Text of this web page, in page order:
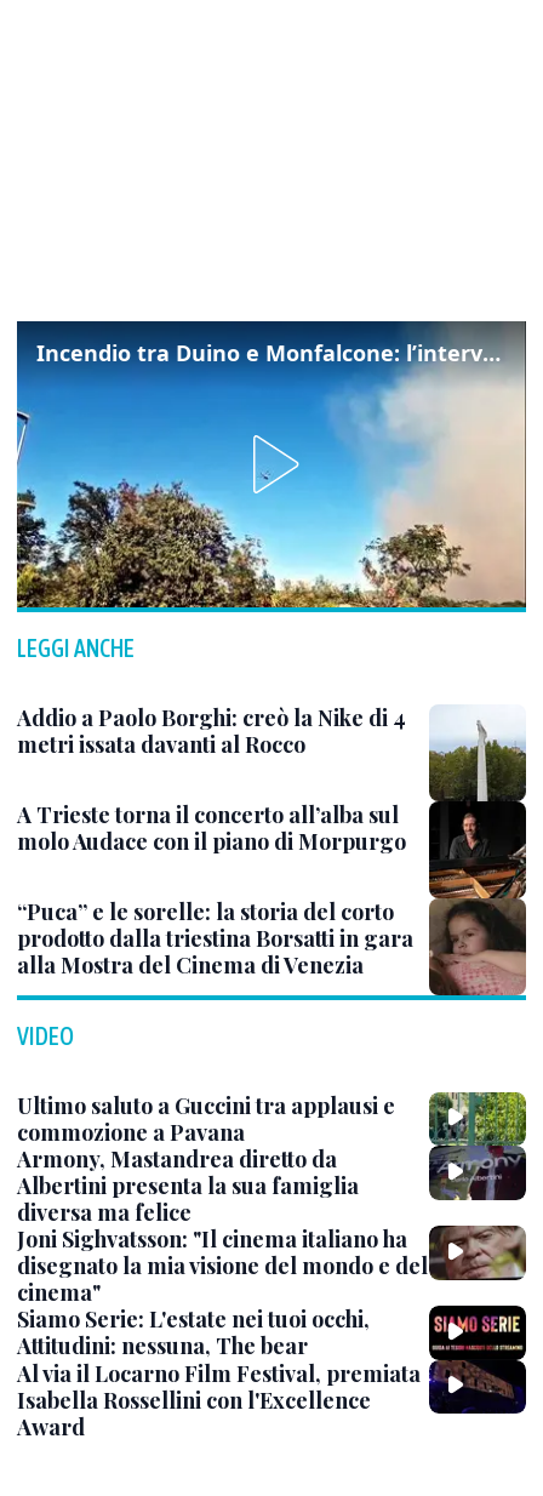
Incendio tra Duino e Monfalcone: l’intervento dei vigili del fuoco
LEGGI ANCHE
Addio a Paolo Borghi: creò la Nike di 4
metri issata davanti al Rocco
A Trieste torna il concerto all’alba sul
molo Audace con il piano di Morpurgo
“Puca” e le sorelle: la storia del corto
prodotto dalla triestina Borsatti in gara
alla Mostra del Cinema di Venezia
VIDEO
Ultimo saluto a Guccini tra applausi e
commozione a Pavana
Armony, Mastandrea diretto da
Albertini presenta la sua famiglia
diversa ma felice
Joni Sighvatsson: "Il cinema italiano ha
disegnato la mia visione del mondo e del
cinema"
Siamo Serie: L'estate nei tuoi occhi,
Attitudini: nessuna, The bear
Al via il Locarno Film Festival, premiata
Isabella Rossellini con l'Excellence
Award